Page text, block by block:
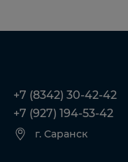
+7 (8342) 30-42-42
+7 (927) 194-53-42
г. Саранск